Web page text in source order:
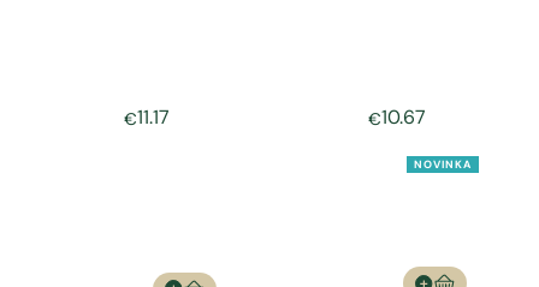
€11.17 €10.67
NOVINKA